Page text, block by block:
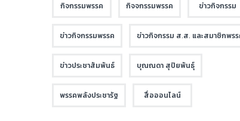
กิจกรรมพรรค กิจจกรรมพรรค ข่าวกิจกรรม
ข่าวกิจกรรมพรรค ข่าวกิจกรรม ส.ส. และสมาชิกพร
ข่าวประชาสัมพันธ์ บุณณดา สุปิยพันธุ์
พรรคพลังประชารัฐ สื่อออนไลน์